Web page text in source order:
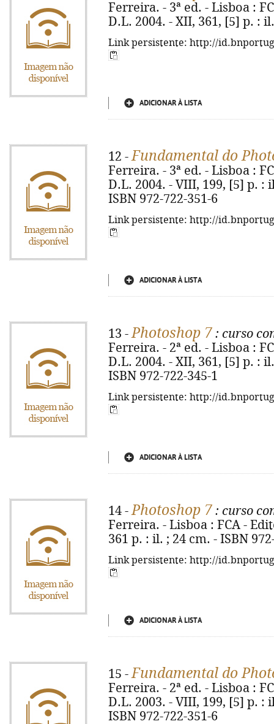
Ferreira. - 3ª ed. - Lisboa :
D.L. 2004. - XII, 361, [5] p. :
Link persistente: http://
ADICIONAR À LISTA
12 -Fundamental do
Ferreira. - 3ª ed. - Lisboa :
D.L. 2004. - VIII, 199, [5] p. :
ISBN 972-722-351-6
Link persistente: http://
ADICIONAR À LISTA
13 -Photoshop 7 : curso
Ferreira. - 2ª ed. - Lisboa :
D.L. 2004. - XII, 361, [5] p. :
ISBN 972-722-345-1
Link persistente: http://
ADICIONAR À LISTA
14 -Photoshop 7 : curso
Ferreira. - Lisboa : FCA -
361 p. : il. ; 24 cm. - ISBN
Link persistente: http://
ADICIONAR À LISTA
15 -Fundamental do
Ferreira. - 2ª ed. - Lisboa :
D.L. 2003. - VIII, 199, [5] p. :
ISBN 972-722-351-6